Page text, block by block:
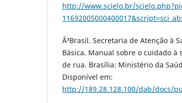
http://www.scielo.br/
Â³Brasil. Secretaria de Atenção à
Básica. Manual sobre o cuidado
de rua. Brasília: Ministério da
Disponível em:
http://189.28.128.100/dab/docs/